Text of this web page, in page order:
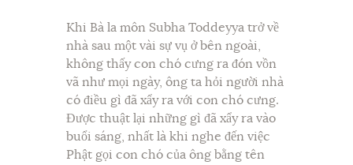
Khi Bà la môn Subha Toddeyya trở về
nhà sau một vài sự vụ ở bên ngoài,
không thấy con chó cưng ra đón vồn
vã như mọi ngày, ông ta hỏi người nhà
có điều gì đã xẩy ra với con chó cưng.
Được thuật lại những gì đã xẩy ra vào
buổi sáng, nhất là khi nghe đến việc
Phật gọi con chó của ông bằng tên